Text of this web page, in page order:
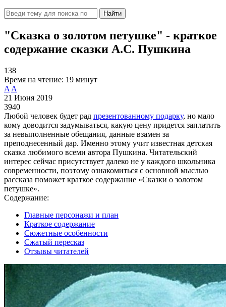
Найти
"Сказка о золотом петушке" - краткое
содержание сказки А.С. Пушкина
138
Время на чтение: 19 минут
A A
21 Июня 2019
3940
Любой человек будет рад презентованному подарку, но мало
кому доводится задумываться, какую цену придется заплатить
за невыполненные обещания, данные взамен за
преподнесенный дар. Именно этому учит известная детская
сказка любимого всеми автора Пушкина. Читательский
интерес сейчас присутствует далеко не у каждого школьника
современности, поэтому ознакомиться с основной мыслью
рассказа поможет краткое содержание «Сказки о золотом
петушке».
Содержание:
Главные персонажи и план
Краткое содержание
Сюжетные особенности
Сжатый пересказ
Отзывы читателей